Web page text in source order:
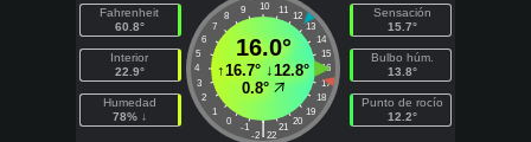
Fahrenheit
60.8°
Interior
22.9°
Humedad
78% ↓
10
9 11
8
12
7
13
6
14
5
15
4
16
3
17
2
18
1
19
0
20
-1 21
|
-2 22
16.0°
↑16.7° ↓12.8°
0.8°
Sensación
15.7°
Bulbo húm.
13.8°
Punto de rocío
12.2°